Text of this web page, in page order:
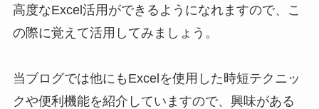
高度なExcel活用ができるようになれますので、こ
の際に覚えて活用してみましょう。
当ブログでは他にもExcelを使用した時短テクニッ
クや便利機能を紹介していますので、興味がある